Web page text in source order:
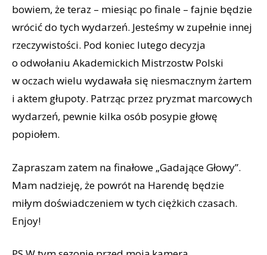
bowiem, że teraz – miesiąc po finale – fajnie będzie
wrócić do tych wydarzeń. Jesteśmy w zupełnie innej
rzeczywistości. Pod koniec lutego decyzja
o odwołaniu Akademickich Mistrzostw Polski
w oczach wielu wydawała się niesmacznym żartem
i aktem głupoty. Patrząc przez pryzmat marcowych
wydarzeń, pewnie kilka osób posypie głowę
popiołem.
Zapraszam zatem na finałowe „Gadające Głowy”.
Mam nadzieję, że powrót na Harendę będzie
miłym doświadczeniem w tych ciężkich czasach.
Enjoy!